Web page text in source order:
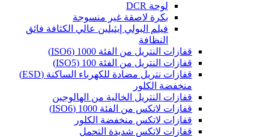
لوحة DCR
بكرة لاصقة غير منسوجة
فيلم البولي إيثيلين عالي الكثافة فائق
النظافة
قفازات النتريل من الفئة 1000 (ISO6)
قفازات النتريل من الفئة 100 (ISO5)
قفازات نتريل مضادة للكهرباء الساكنة (ESD)
منخفضة الكلور
قفازات النتريل الخالية من الهالوجين
قفازات لاتكس من الفئة 1000 (ISO6)
قفازات لاتكس منخفضة الكلور
قفازات لاتكس شديدة التحمل